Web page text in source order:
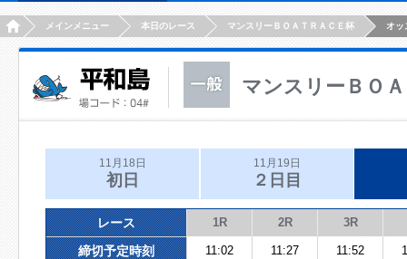
HOMEメインメニュー 本日のレース マンスリーＢＯＡＴＲＡＣＥ杯 オッ
マンスリーＢＯ
11月18日
初日
11月19日
２日目
レース 1R 2R 3R
締切予定時刻 11:02 11:27 11:52